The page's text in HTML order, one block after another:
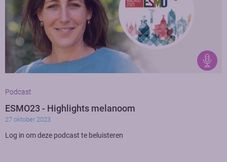
Podcast
ESMO23 - Highlights melanoom
27 oktober 2023
Log in om deze podcast te beluisteren